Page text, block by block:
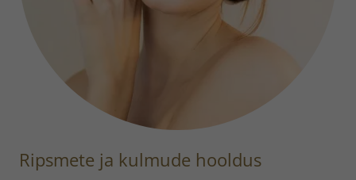
Ripsmete ja kulmude hooldus